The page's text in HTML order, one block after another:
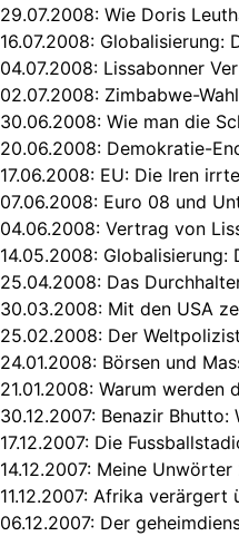
29.07.2008: Wie Doris
16.07.2008: Globalisierung:
04.07.2008: Lissabonner
02.07.2008: Zimbabwe-
30.06.2008: Wie man die
20.06.2008: Demokratie-
17.06.2008: EU: Die Iren
07.06.2008: Euro 08 und
04.06.2008: Vertrag von
14.05.2008: Globalisierung:
25.04.2008: Das
30.03.2008: Mit den USA
25.02.2008: Der
24.01.2008: Börsen und
21.01.2008: Warum werden
30.12.2007: Benazir Bhutto:
17.12.2007: Die
14.12.2007: Meine Unwörter
11.12.2007: Afrika verärgert
06.12.2007: Der